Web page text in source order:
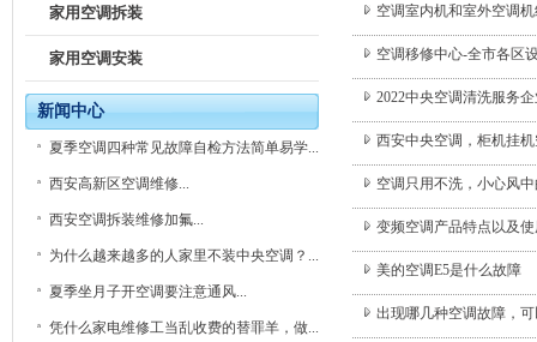
家用空调拆装
家用空调安装
新闻中心
夏季空调四种常见故障自检方法简单易学...
西安高新区空调维修...
西安空调拆装维修加氟...
为什么越来越多的人家里不装中央空调？...
夏季坐月子开空调要注意通风...
凭什么家电维修工当乱收费的替罪羊，做...
空调室内机和室外空调
空调移修中心-全市各区
2022中央空调清洗服务
西安中央空调，柜机挂
空调只用不洗，小心风
变频空调产品特点以及
美的空调E5是什么故障
出现哪几种空调故障，